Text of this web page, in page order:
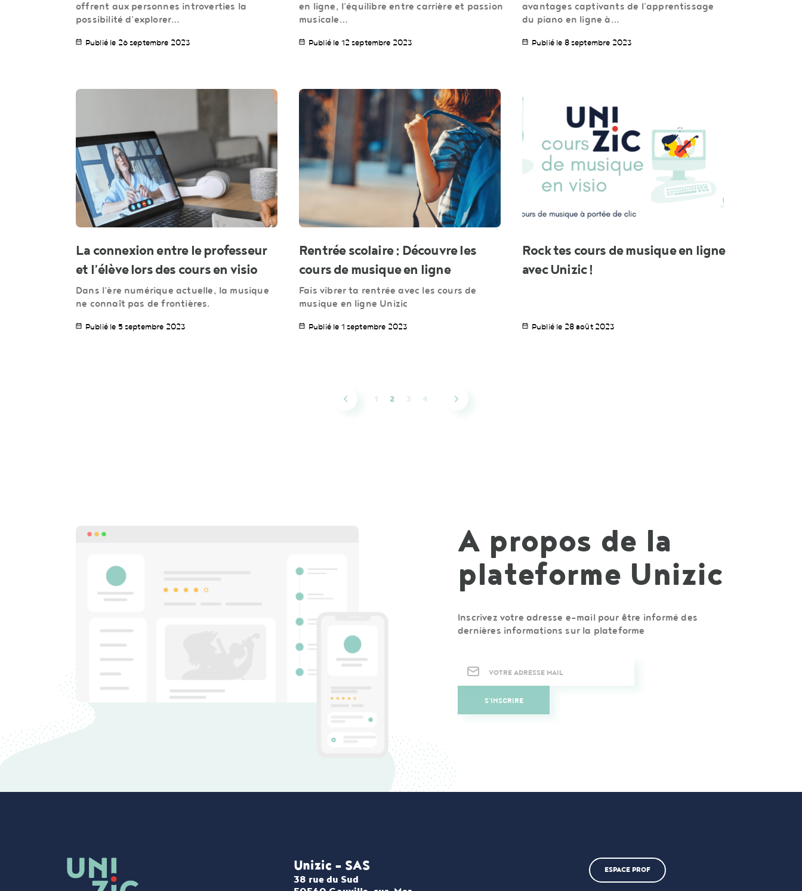
offrent aux personnes introverties la
possibilité d'explorer…
Publié le 26 septembre 2023
en ligne, l'équilibre entre carrière et passion
musicale…
Publié le 12 septembre 2023
avantages captivants de l'apprentissage
du piano en ligne à…
Publié le 8 septembre 2023
La connexion entre le professeur
et l’élève lors des cours en visio
Dans l'ère numérique actuelle, la musique
ne connaît pas de frontières.
Publié le 5 septembre 2023
Rentrée scolaire : Découvre les
cours de musique en ligne
Fais vibrer ta rentrée avec les cours de
musique en ligne Unizic
Publié le 1 septembre 2023
Rock tes cours de musique en ligne
avec Unizic !
Publié le 28 août 2023
1 2 3 4
A propos de la
plateforme Unizic
Inscrivez votre adresse e-mail pour être informé des
dernières informations sur la plateforme
S'INSCRIRE
Unizic - SAS​
38 rue du Sud
ESPACE PROF